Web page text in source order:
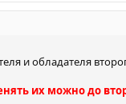
и обладателя
их можно до